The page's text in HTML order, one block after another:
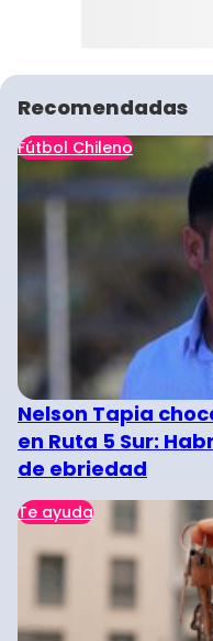
Recomendadas
Fútbol Chileno
Nelson Tapia
en Ruta 5 Sur:
de ebriedad
Te ayuda